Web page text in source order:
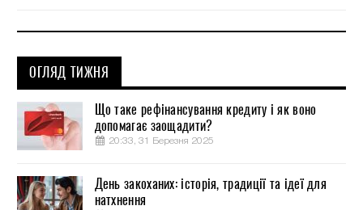
ОГЛЯД ТИЖНЯ
Що таке рефінансування кредиту і як воно
допомагає заощадити?
20:33, 31 Березня 2025
День закоханих: історія, традиції та ідеї для
натхнення